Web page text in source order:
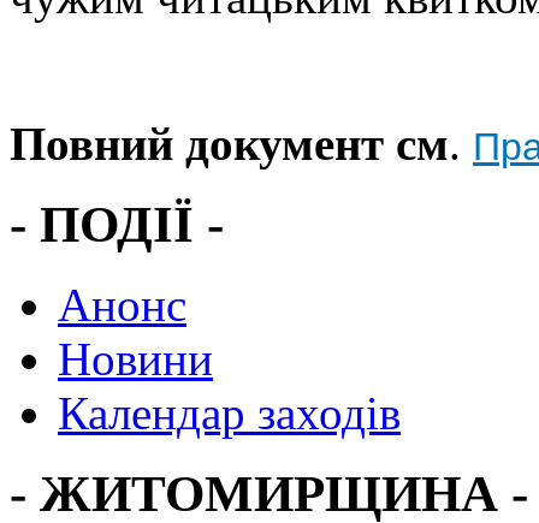
Повний документ см.
- ПОДІЇ -
Анонс
Новини
Календар заходів
- ЖИТОМИРЩИНА -